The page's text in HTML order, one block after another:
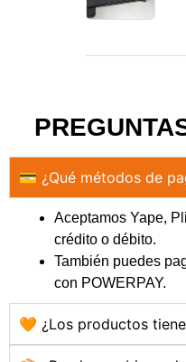
💳 ¿Qué métodos de
Aceptamos Yape,
crédito o débito.
También puedes
con POWERPAY.
🧡 ¿Los productos